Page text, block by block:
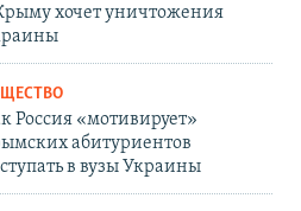
хочет уничтожения
Россия «мотивирует»
абитуриентов
в вузы Украины